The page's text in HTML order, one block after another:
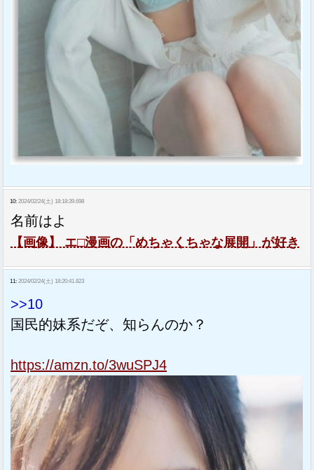
10: 2024/02/24(土) 18:18:39.698
名前はよ
【画像】 エ□漫画の「めちゃくちゃな展開」が好き
11: 2024/02/24(土) 18:20:41.823
>>10
国民的妹系だぞ、知らんのか？
https://amzn.to/3wuSPJ4